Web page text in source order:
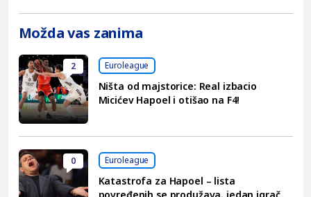
Možda vas zanima
2 Euroleague
Ništa od majstorice: Real izbacio
Micićev Hapoel i otišao na F4!
0 Euroleague
Katastrofa za Hapoel – lista